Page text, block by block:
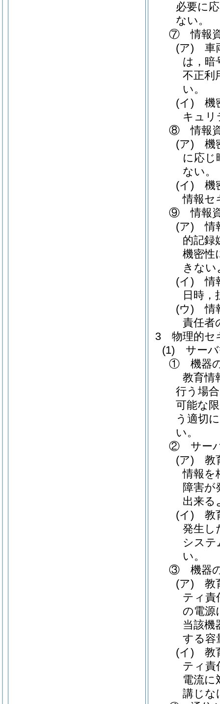
必要に
ない。
⑦ 情報資
(ア) 車
は，暗
不正利
い。
(イ) 機
キュリ
⑧ 情報資
(ア) 機
に応じ
ない。
(イ) 機
情報セ
⑨ 情報資
(ア) 情
的記録
機密性
きな
(イ) 情
日時，
(ウ) 情
責任者
3 物理的セ
(1) サーバ
① 機器
教育情
行う場
可能な
う適切
い。
② サー
(ア) 教
情報を
障害が
出来る
(イ) 教
発生し
システ
い。
③ 機器
(ア) 教
ティ責
の電源
当該機
する容
(イ) 教
ティ責
電流に
講じな